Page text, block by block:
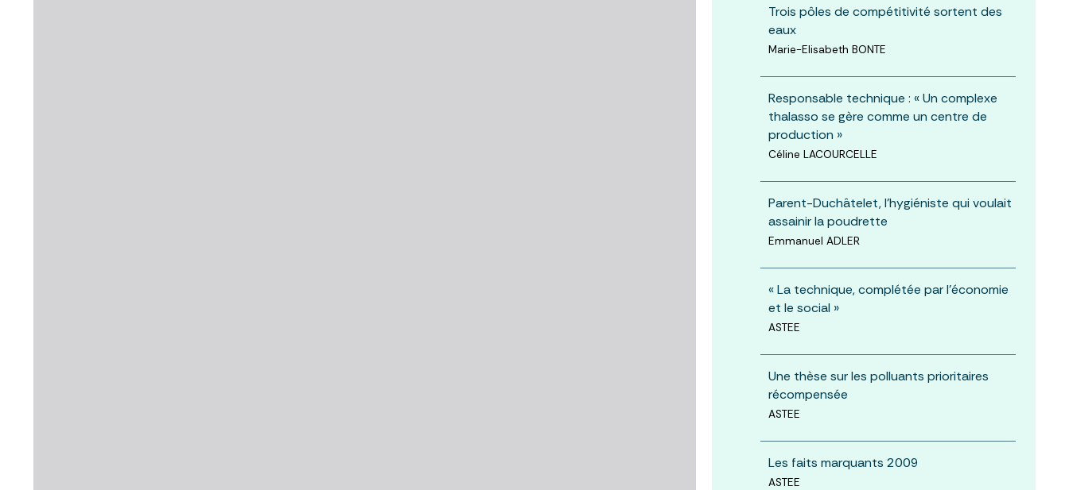
Trois pôles de compétitivité sortent des
eaux
Marie-Elisabeth BONTE
Responsable technique : « Un complexe
thalasso se gère comme un centre de
production »
Céline LACOURCELLE
Parent-Duchâtelet, l'hygiéniste qui voulait
assainir la poudrette
Emmanuel ADLER
« La technique, complétée par l'économie
et le social »
ASTEE
Une thèse sur les polluants prioritaires
récompensée
ASTEE
Les faits marquants 2009
ASTEE